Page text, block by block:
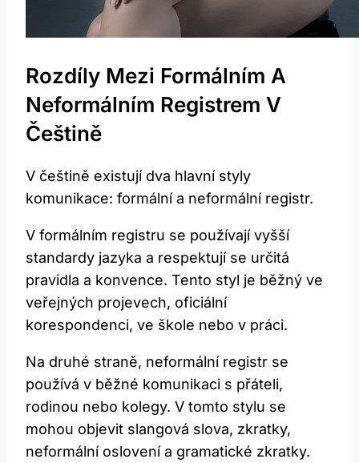
Rozdíly Mezi Formálním A
Neformálním Registrem V
Češtině
V češtině existují dva hlavní styly
komunikace: formální a neformální registr.
V formálním registru se používají vyšší
standardy jazyka a respektují se určitá
pravidla a konvence. Tento styl je běžný ve
veřejných projevech, oficiální
korespondenci, ve škole nebo v práci.
Na druhé straně, neformální registr se
používá v běžné komunikaci s přáteli,
rodinou nebo kolegy. V tomto stylu se
mohou objevit slangová slova, zkratky,
neformální oslovení a gramatické zkratky.